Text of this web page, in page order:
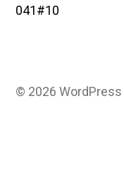
entradas
Entrada
041#10
© 2026 WordPress